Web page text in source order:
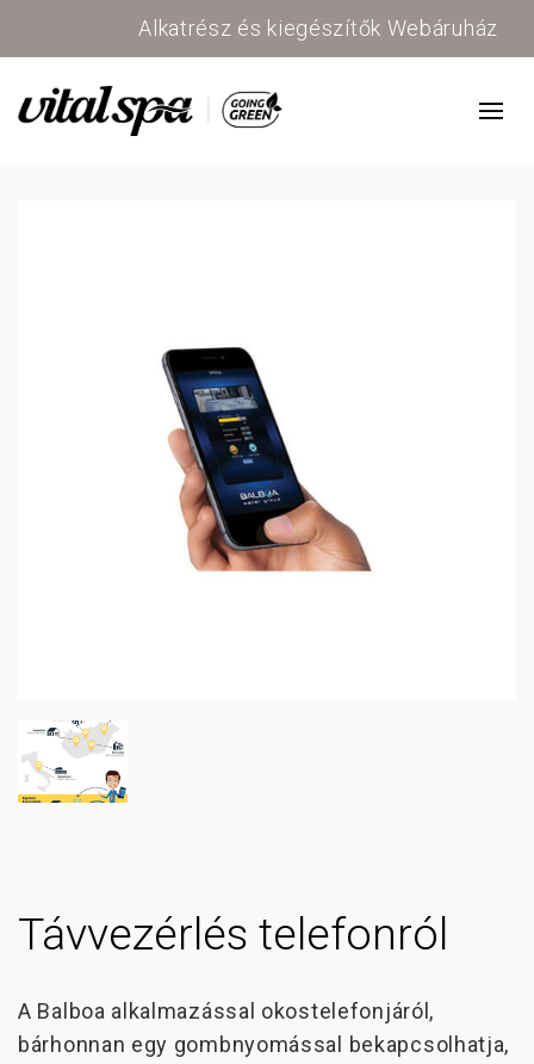
Alkatrész és kiegészítők Webáruház
Távvezérlés telefonról
A Balboa alkalmazással okostelefonjáról,
bárhonnan egy gombnyomással bekapcsolhatja,